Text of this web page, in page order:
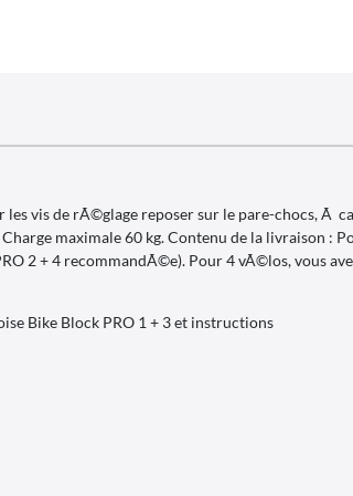
vis de rÃ©glage reposer sur le pare-chocs, Ã
maximale 60 kg. Contenu de la livraison :
2 + 4 recommandÃ©e). Pour 4 vÃ©los, vous
Bike Block PRO 1 + 3 et instructions